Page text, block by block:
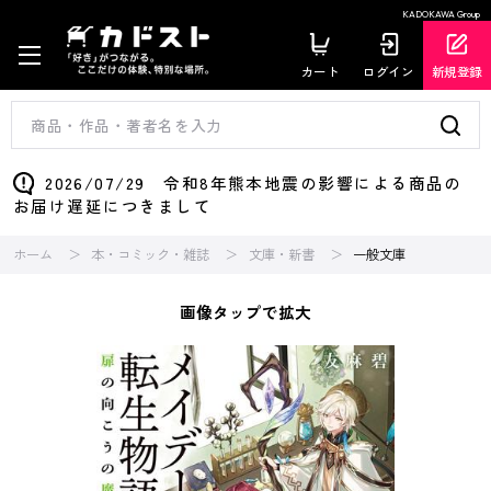
KADOKAWA Group
カート ログイン 新規登録
2026/07/29 令和8年熊本地震の影響による商品の
お届け遅延につきまして
ホーム 本・コミック・雑誌 文庫・新書 一般文庫
画像タップで拡大